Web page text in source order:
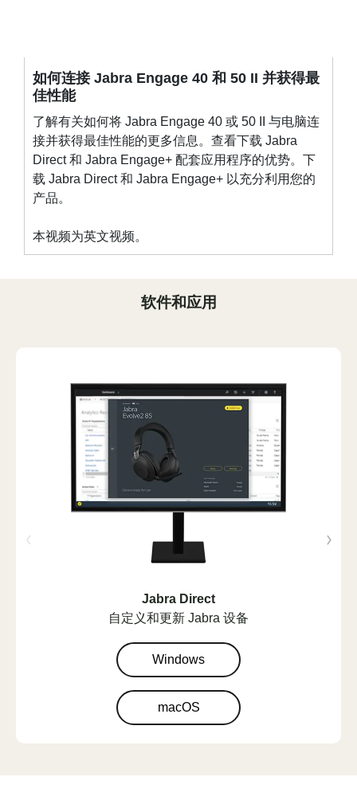
如何连接 Jabra Engage 40 和 50 II 并获得最
佳性能
了解有关如何将 Jabra Engage 40 或 50 II 与电脑连
接并获得最佳性能的更多信息。查看下载 Jabra
Direct 和 Jabra Engage+ 配套应用程序的优势。下
载 Jabra Direct和 Jabra Engage+ 以充分利用您的
产品。
本视频为英文视频。
软件和应用
Jabra Direct
自定义和更新 Jabra 设备
Windows
macOS